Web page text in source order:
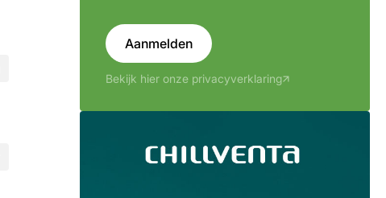
Aanmelden
Bekijk hier onze privacyverklaring